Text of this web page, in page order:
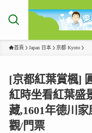
首頁 Japan 日本 京都 Kyoto
[京都紅葉賞楓]
紅時坐看紅葉盛
藏,1601年德川
觀/門票